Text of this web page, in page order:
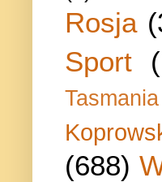
Rosja
Sport
Tasmania
(688)